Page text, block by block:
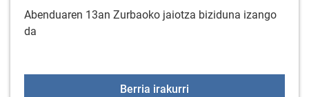
Abenduaren 13an Zurbaoko jaiotza biziduna izango
da
Berria irakurri